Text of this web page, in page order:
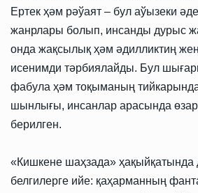
Ертек ҳәм рәўаят – бул аўызеки
жанрлары болып, инсанды дурыс
онда жақсылық ҳәм әдилликтиң
исенимди тәрбиялайды. Бул
фабула ҳәм тоқыманың
шынлығы, инсанлар арасында
берилген.
«Кишкене шаҳзада» ҳақыйқатында
белгилерге ийе: қаҳарманның